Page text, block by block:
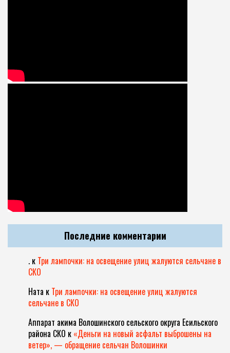
Последние комментарии
. к Три лампочки: на освещение улиц жалуются сельчане в
СКО
Ната к Три лампочки: на освещение улиц жалуются
сельчане в СКО
Аппарат акима Волошинского сельского округа Есильского
района СКО к «Деньги на новый асфальт выброшены на
ветер», — обращение сельчан Волошинки